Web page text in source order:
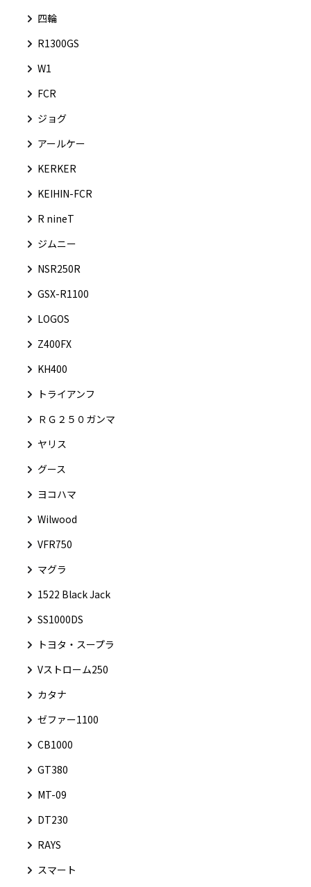
四輪
R1300GS
W1
FCR
ジョグ
アールケー
KERKER
KEIHIN-FCR
R nineT
ジムニー
NSR250R
GSX-R1100
LOGOS
Z400FX
KH400
トライアンフ
ＲＧ２５０ガンマ
ヤリス
グース
ヨコハマ
Wilwood
VFR750
マグラ
1522 Black Jack
SS1000DS
トヨタ・スープラ
Vストローム250
カタナ
ゼファー1100
CB1000
GT380
MT-09
DT230
RAYS
スマート